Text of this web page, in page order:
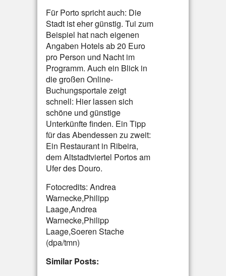
Für Porto spricht auch: Die
Stadt ist eher günstig. Tui zum
Beispiel hat nach eigenen
Angaben Hotels ab 20 Euro
pro Person und Nacht im
Programm. Auch ein Blick in
die großen Online-
Buchungsportale zeigt
schnell: Hier lassen sich
schöne und günstige
Unterkünfte finden. Ein Tipp
für das Abendessen zu zweit:
Ein Restaurant in Ribeira,
dem Altstadtviertel Portos am
Ufer des Douro.
Fotocredits: Andrea
Warnecke,Philipp
Laage,Andrea
Warnecke,Philipp
Laage,Soeren Stache
(dpa/tmn)
Similar Posts: